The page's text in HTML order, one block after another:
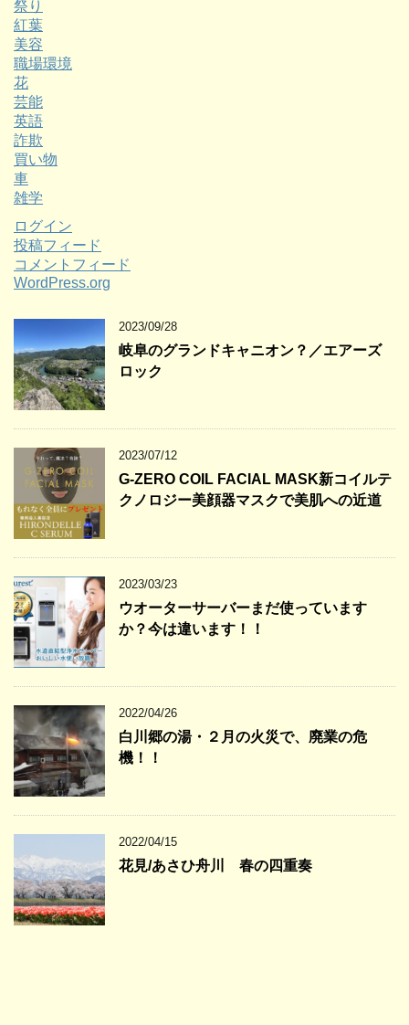
祭り
紅葉
美容
職場環境
花
芸能
英語
詐欺
買い物
車
雑学
ログイン
投稿フィード
コメントフィード
WordPress.org
2023/09/28
岐阜のグランドキャニオン？／エアーズ
ロック
2023/07/12
G-ZERO COIL FACIAL MASK新コイルテ
クノロジー美顔器マスクで美肌への近道
2023/03/23
ウオーターサーバーまだ使っています
か？今は違います！！
2022/04/26
白川郷の湯・２月の火災で、廃業の危
機！！
2022/04/15
花見/あさひ舟川 春の四重奏